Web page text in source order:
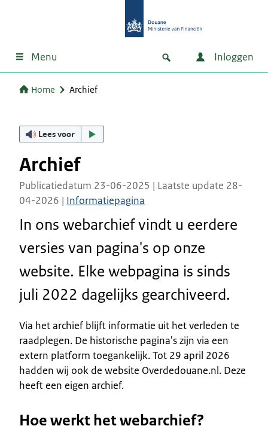
Menu Inloggen
Home Archief
Lees voor
Archief
Publicatiedatum 23-06-2025 | Laatste update 28-
04-2026 | Informatiepagina
In ons webarchief vindt u eerdere
versies van pagina's op onze
website. Elke webpagina is sinds
juli 2022 dagelijks gearchiveerd.
Via het archief blijft informatie uit het verleden te
raadplegen. De historische pagina's zijn via een
extern platform toegankelijk. Tot 29 april 2026
hadden wij ook de website Overdedouane.nl. Deze
heeft een eigen archief.
Hoe werkt het webarchief?